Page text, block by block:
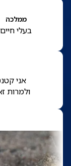
ממלכה
בעלי חיים
אני
ולמרות